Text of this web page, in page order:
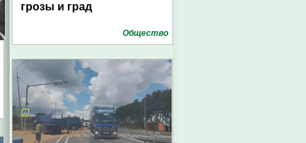
грозы и град
Общество